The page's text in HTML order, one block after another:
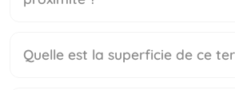
Quelle est la superficie de ce